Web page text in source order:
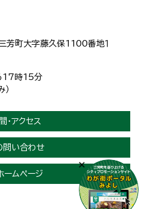
芳町大字藤久保1100番地１
17時15分
・アクセス
問い合わせ
ームページ